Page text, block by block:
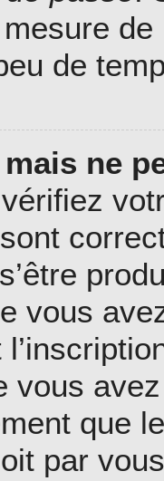
de
ne
vous
vous
que
par